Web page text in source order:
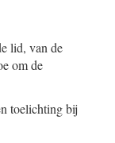
lid, van de
om de
toelichting bij